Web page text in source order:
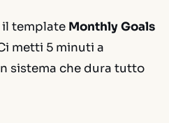
il template Monthly Goals
metti 5 minuti a
sistema che dura tutto